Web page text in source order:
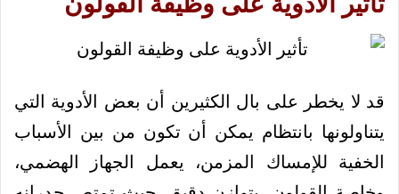
قد لا يخطر على بال الكثيرين أن بعض الأدوية التي
يتناولونها بانتظام يمكن أن تكون من بين الأسباب
الخفية للإمساك المزمن، يعمل الجهاز الهضمي،